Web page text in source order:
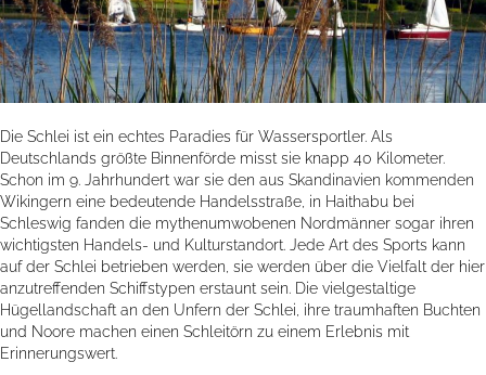
Die Schlei ist ein echtes Paradies für Wassersportler. Als
Deutschlands größte Binnenförde misst sie knapp 40 Kilometer.
Schon im 9. Jahrhundert war sie den aus Skandinavien kommenden
Wikingern eine bedeutende Handelsstraße, in Haithabu bei
Schleswig fanden die mythenumwobenen Nordmänner sogar ihren
wichtigsten Handels- und Kulturstandort. Jede Art des Sports kann
auf der Schlei betrieben werden, sie werden über die Vielfalt der hier
anzutreffenden Schiffstypen erstaunt sein. Die vielgestaltige
Hügellandschaft an den Unfern der Schlei, ihre traumhaften Buchten
und Noore machen einen Schleitörn zu einem Erlebnis mit
Erinnerungswert.